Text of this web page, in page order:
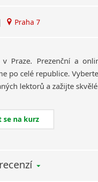
| Praha 7
Praze. Prezenční a
po celé republice.
se na kurz